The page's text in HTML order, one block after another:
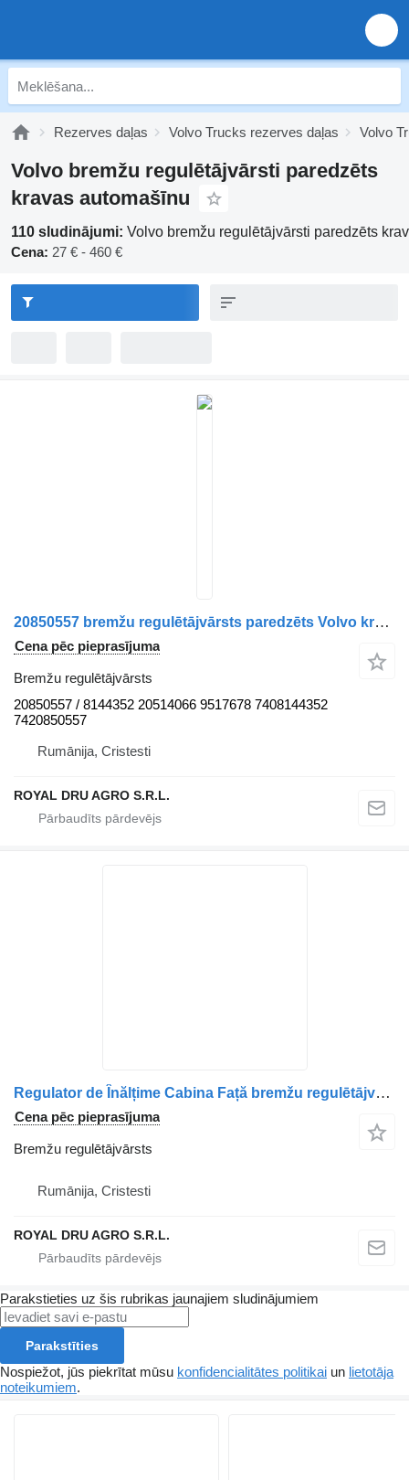
Rezerves daļas Volvo Trucks rezerves daļas Volvo
Volvo bremžu regulētājvārsti paredzēts
kravas automašīnu
110 sludinājumi: Volvo bremžu regulētājvārsti paredzēts
Cena: 27 € - 460 €
20850557 bremžu regulētājvārsts paredzēts Volvo kravas automašīnas
Cena pēc pieprasījuma
Bremžu regulētājvārsts
20850557 / 8144352 20514066 9517678 7408144352
7420850557
Rumānija, Cristesti
ROYAL DRU AGRO S.R.L.
Regulator de Înălțime Cabina Față bremžu regulētājvārsts paredzēts Volvo 20746483 kravas automašīnas
Cena pēc pieprasījuma
Bremžu regulētājvārsts
Rumānija, Cristesti
ROYAL DRU AGRO S.R.L.
Parakstieties uz šis rubrikas jaunajiem sludinājumiem
Parakstīties
Nospiežot, jūs piekrītat mūsu konfidencialitātes politikai un lietotāja
noteikumiem.